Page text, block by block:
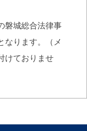
磐城総合法律事
なります。（メ
けておりませ